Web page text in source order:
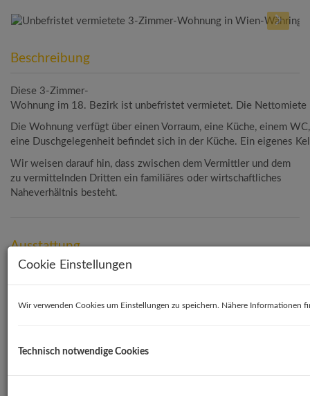
Beschreibung
Diese 3-Zimmer-
Wohnung im 18. Bezirk ist unbefristet vermietet. Die
Die Wohnung verfügt über einen Vorraum, eine Küche, einem
eine Duschgelegenheit befindet sich in der Küche. Ein eigenes
Wir weisen darauf hin, dass zwischen dem Vermittler und dem
zu vermittelnden Dritten ein familiäres oder wirtschaftliches
Naheverhältnis besteht.
Ausstattung
Cookie Einstellungen
Wir verwenden Cookies um Einstellungen zu speichern. Nähere Informationen
Technisch notwendige Cookies